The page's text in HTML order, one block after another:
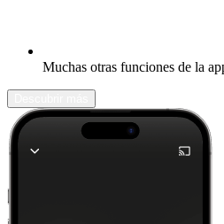
Muchas otras funciones de la